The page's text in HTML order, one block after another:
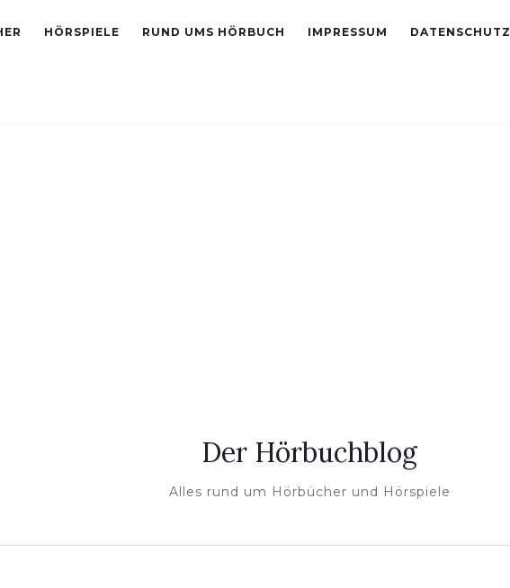
HÖRSPIELE RUND UMS HÖRBUCH IMPRESSUM DATENSCHUTZ
Der Hörbuchblog
Alles rund um Hörbücher und Hörspiele